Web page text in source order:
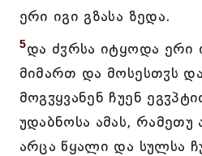
ერი იგი გზასა ზედა.
5და ძჳრსა იტყოდა ერი
მიმართ და მოსესთჳს
მოგჳყვანენ ჩუენ
უდაბნოსა ამას, რამეთუ
არცა წყალი და სულსა